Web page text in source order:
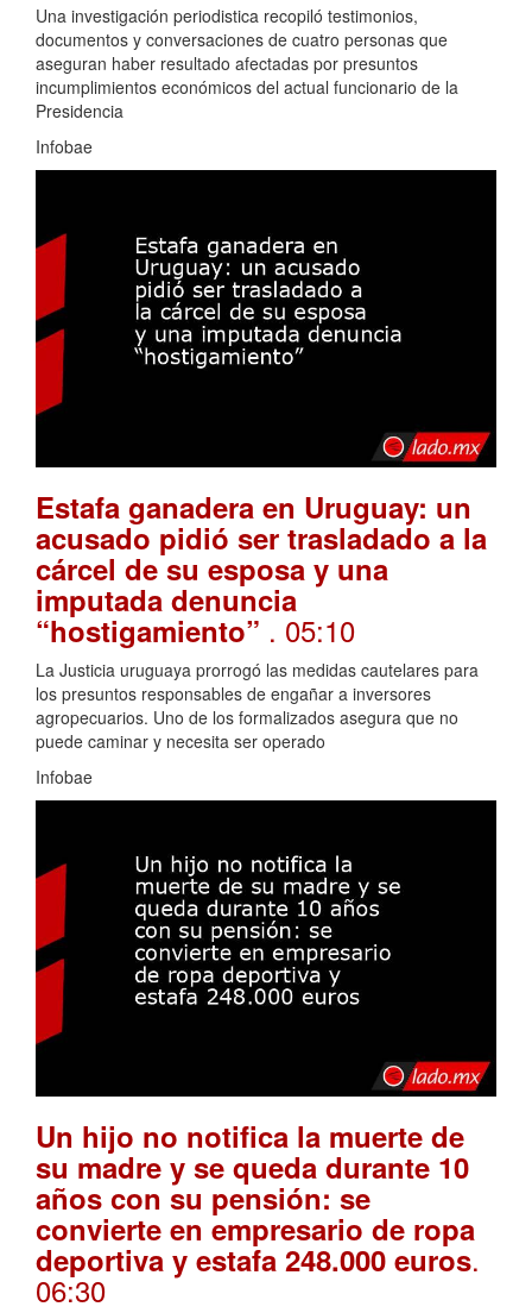
Una investigación periodistica recopiló testimonios,
documentos y conversaciones de cuatro personas que
aseguran haber resultado afectadas por presuntos
incumplimientos económicos del actual funcionario de la
Presidencia
Infobae
Estafa ganadera en Uruguay: un
acusado pidió ser trasladado a la
cárcel de su esposa y una
imputada denuncia
“hostigamiento” . 05:10
La Justicia uruguaya prorrogó las medidas cautelares para
los presuntos responsables de engañar a inversores
agropecuarios. Uno de los formalizados asegura que no
puede caminar y necesita ser operado
Infobae
Un hijo no notifica la muerte de
su madre y se queda durante 10
años con su pensión: se
convierte en empresario de ropa
deportiva y estafa 248.000 euros.
06:30